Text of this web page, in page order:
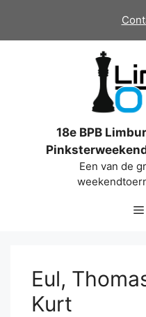
de
18e BPB
Een van de
Eul,
Kurt